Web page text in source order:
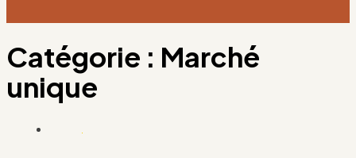
Catégorie : Marché
unique